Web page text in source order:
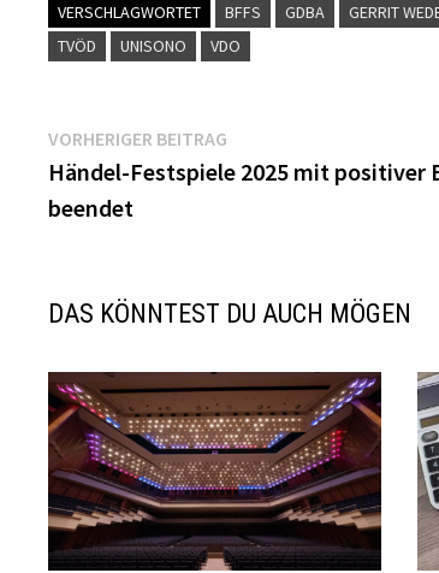
VERSCHLAGWORTET BFFS GDBA GERRIT
TVÖD
UNISONO VDO
Beitragsnavigation
VORHERIGER BEITRAG
Beitrag:
Händel-Festspiele 2025 mit positiver
beendet
DAS KÖNNTEST DU AUCH MÖGEN